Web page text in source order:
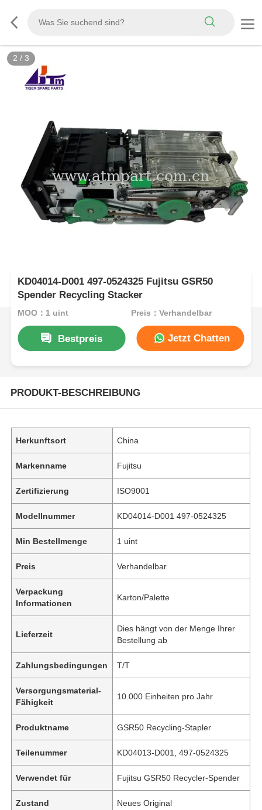
2 / 3
KD04014-D001 497-0524325 Fujitsu GSR50
Spender Recycling Stacker
MOQ：1 uint Preis：Verhandelbar
Bestpreis Jetzt Chatten
PRODUKT-BESCHREIBUNG
Herkunftsort China
Markenname Fujitsu
Zertifizierung ISO9001
Modellnummer KD04014-D001 497-0524325
Min Bestellmenge 1 uint
Preis Verhandelbar
Verpackung
Informationen
Karton/Palette
Lieferzeit
Dies hängt von der Menge Ihrer
Bestellung ab
Zahlungsbedingungen T/T
Versorgungsmaterial-
Fähigkeit
10.000 Einheiten pro Jahr
Produktname GSR50 Recycling-Stapler
Teilenummer KD04013-D001, 497-0524325
Verwendet für Fujitsu GSR50 Recycler-Spender
Zustand Neues Original